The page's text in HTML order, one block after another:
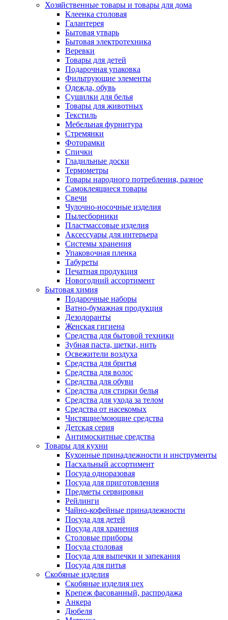
Хозяйственные товары и товары для дома
Клеенка столовая
Галантерея
Бытовая утварь
Бытовая электротехника
Веревки
Товары для детей
Подарочная упаковка
Фильтрующие элементы
Одежда, обувь
Сушилки для белья
Товары для животных
Текстиль
Мебельная фурнитура
Стремянки
Фоторамки
Спички
Гладильные доски
Термометры
Товары народного потребления, разное
Самоклеящиеся товары
Свечи
Чулочно-носочные изделия
Пылесборники
Пластмассовые изделия
Аксессуары для интерьера
Системы хранения
Упаковочная пленка
Табуреты
Печатная продукция
Новогодний ассортимент
Бытовая химия
Подарочные наборы
Ватно-бумажная продукция
Дезодоранты
Женская гигиена
Средства для бытовой техники
Зубная паста, щетки, нить
Освежители воздуха
Средства для бритья
Средства для волос
Средства для обуви
Средства для стирки белья
Средства для ухода за телом
Средства от насекомых
Чистящие/моющие средства
Детская серия
Антимоскитные средства
Товары для кухни
Кухонные принадлежности и инструменты
Пасхальный ассортимент
Посуда одноразовая
Посуда для приготовления
Предметы сервировки
Рейлинги
Чайно-кофейные принадлежности
Посуда для детей
Посуда для хранения
Столовые приборы
Посуда столовая
Посуда для выпечки и запекания
Посуда для питья
Скобяные изделия
Скобяные изделия цех
Крепеж фасованный, распродажа
Анкера
Дюбеля